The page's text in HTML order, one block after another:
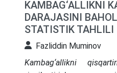
O‘zbekistonda ta’lim
xalqaro talabalar
xizmatlari eksportini
amaliy takliflar ishlab
KAMBAG‘ALLIKNI
DARAJASINI
STATISTIK TAHLILI
Fazliddin Muminov
Kambag‘allikni